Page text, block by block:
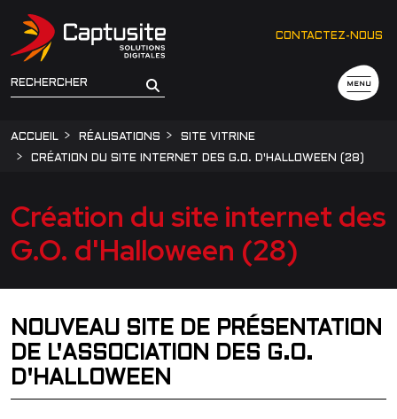
CONTACTEZ-NOUS
MENU
ACCUEIL RÉALISATIONS
SITE VITRINE
CRÉATION DU SITE INTERNET DES G.O. D'HALLOWEEN (28)
Création du site internet des
G.O. d'Halloween (28)
NOUVEAU SITE DE PRÉSENTATION
DE L'ASSOCIATION DES G.O.
D'HALLOWEEN